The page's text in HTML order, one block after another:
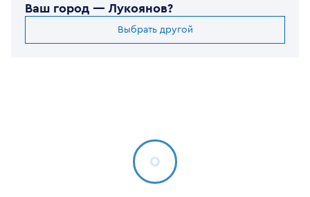
Ваш город — Лукоянов?
Выбрать другой